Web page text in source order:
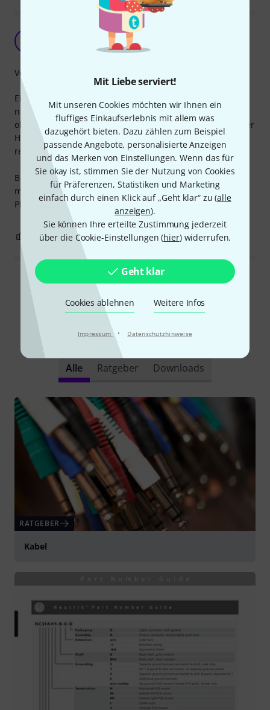
Mit Liebe serviert!
Mit unseren Cookies möchten wir Ihnen ein
fluffiges Einkaufserlebnis mit allem was
dazugehört bieten. Dazu zählen zum Beispiel
passende Angebote, personalisierte Anzeigen
und das Merken von Einstellungen. Wenn das für
Sie okay ist, stimmen Sie der Nutzung von Cookies
für Präferenzen, Statistiken und Marketing
einfach durch einen Klick auf „Geht klar“ zu (alle
anzeigen).
Sie können Ihre erteilte Zustimmung jederzeit
über die Cookie-Einstellungen (hier) widerrufen.
Geht klar
Cookies ablehnen Weitere Infos
Impressum · Datenschutzhinweise
Unbedingt MONTAGEANLEITUNG verwenden!
tonkueche de 14.10.2014
Ein Spitzenstecker, besser kann man eine Konstruktion
nicht machen. Allerdings ohne Montageanleitung nicht so
ohne weiteres zu durchschauen. Selbige findet man auf der
Homepage von Neutrik zum Download, mit ihr ist es dann
relativ leicht.
Besonders hervorzuheben ist die Möglichkeit, den Stecker
mit 45° oder 90° Drehung zu montieren, wenn die
Platzverhältnisse im Rack dies erfordern.
Verarbeitung
0 BEWERTUNG MELDEN
Alle Bewertungen lesen
Schon gewusst?
Alle Ratgeber Downloads
RATGEBER
Kabel